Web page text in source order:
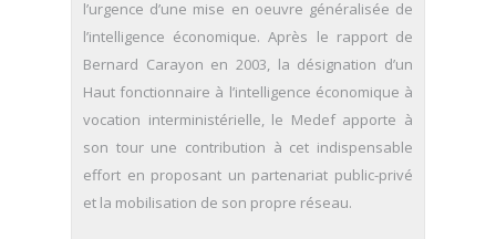
l’urgence d’une mise en oeuvre généralisée de
l’intelligence économique. Après le rapport de
Bernard Carayon en 2003, la désignation d’un
Haut fonctionnaire à l’intelligence économique à
vocation interministérielle, le Medef apporte à
son tour une contribution à cet indispensable
effort en proposant un partenariat public-privé
et la mobilisation de son propre réseau.